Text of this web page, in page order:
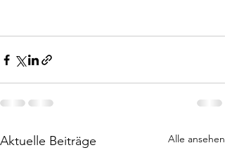
Aktuelle Beiträge Alle ansehen